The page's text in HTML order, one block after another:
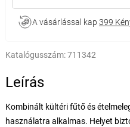
A vásárlással kap 399
Katalógusszám:711342
Leírás
Kombinált kültéri fűtő és
használatra alkalmas. Helyet